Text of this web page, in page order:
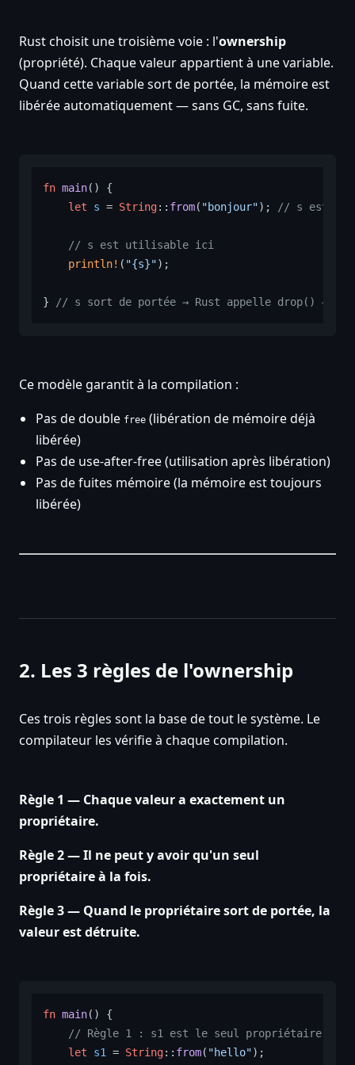
Rust choisit une troisième voie : l'ownership
(propriété). Chaque valeur appartient à une variable.
Quand cette variable sort de portée, la mémoire est
libérée automatiquement — sans GC, sans fuite.
fn main() {
let
s = String:: from( "bonjour"); // s est
// s est utilisable ici
println! ( "{s}");
} // s sort de portée → Rust appelle drop() →
Ce modèle garantit à la compilation :
Pas de double free (libération de mémoire déjà
libérée)
Pas de use-after-free (utilisation après libération)
Pas de fuites mémoire (la mémoire est toujours
libérée)
2. Les 3 règles de l'ownership
Ces trois règles sont la base de tout le système. Le
compilateur les vérifie à chaque compilation.
Règle 1 — Chaque valeur a exactement un
propriétaire.
Règle 2 — Il ne peut y avoir qu'un seul
propriétaire à la fois.
Règle 3 — Quand le propriétaire sort de portée, la
valeur est détruite.
fn main() {
// Règle 1 : s1 est le seul propriétaire de
let
s1 = String:: from( "hello");